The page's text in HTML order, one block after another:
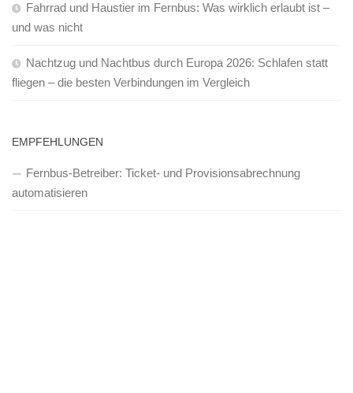
Fahrrad und Haustier im Fernbus: Was wirklich erlaubt ist –
und was nicht
Nachtzug und Nachtbus durch Europa 2026: Schlafen statt
fliegen – die besten Verbindungen im Vergleich
EMPFEHLUNGEN
Fernbus-Betreiber: Ticket- und Provisionsabrechnung
automatisieren